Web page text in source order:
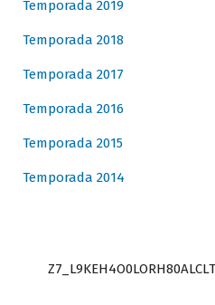
Temporada 2019
Temporada 2018
Temporada 2017
Temporada 2016
Temporada 2015
Temporada 2014